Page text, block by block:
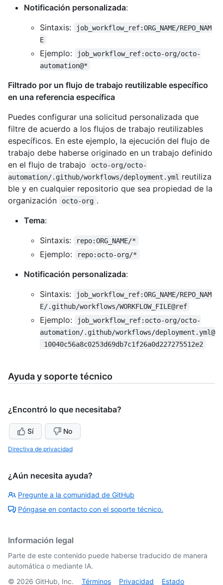
Notificación personalizada:
Sintaxis:
job_workflow_ref:ORG_NAME/REPO_NAM
E
Ejemplo:
job_workflow_ref:octo-org/octo-
automation@*
Filtrado por un flujo de trabajo reutilizable específico
en una referencia específica
Puedes configurar una solicitud personalizada que
filtre de acuerdo a los flujos de trabajo reutilizables
específicos. En este ejemplo, la ejecución del flujo de
trabajo debe haberse originado en un trabajo definido
en el flujo de trabajo
octo-org/octo-
automation/.github/workflows/deployment.yml reutiliza
ble y en cualquier repositorio que sea propiedad de la
organización
octo-org .
Tema:
Sintaxis:
repo:ORG_NAME/*
Ejemplo: repo:octo-org/*
Notificación personalizada:
Sintaxis:
job_workflow_ref:ORG_NAME/REPO_NAM
E/.github/workflows/WORKFLOW_FILE@ref
Ejemplo:
job_workflow_ref:octo-org/octo-
automation/.github/workflows/deployment.yml@
10040c56a8c0253d69db7c1f26a0d227275512e2
Ayuda y soporte técnico
¿Encontró lo que necesitaba?
Sí No
Directiva de privacidad
¿Aún necesita ayuda?
Pregunte a la comunidad de GitHub
Póngase en contacto con el soporte técnico.
Información legal
Parte de este contenido puede haberse traducido de manera
automática o mediante IA.
© 2026 GitHub, Inc. Términos Privacidad Estado